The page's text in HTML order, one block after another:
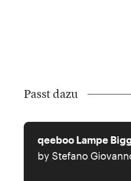
Passt dazu
qeeboo Lampe
by Stefano